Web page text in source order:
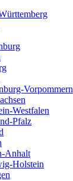
Vorpommern
Westfalen
Pfalz
Anhalt
Holstein